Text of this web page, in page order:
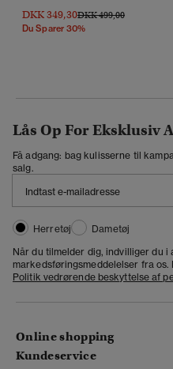
DKK 349,30Pris Nedsat Fra
DKK 499,00Til
Du Sparer 30%
Lås Op For Eksklusiv
Få adgang: bag kulisserne til
salg.
Herretøj
Dametøj
Når du tilmelder dig, indvilliger du i
markedsføringsmeddelelser fra
Politik vedrørende beskyttelse af
Online shopping
Kundeservice